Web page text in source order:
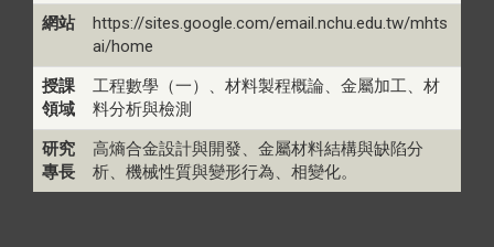
網站
https://sites.google.com/email.nchu.edu.tw/mhts
ai/home
授課
領域
工程數學（一）、材料製程概論、金屬加工、材
料分析與檢測
研究
專長
高熵合金設計與開發、金屬材料結構與缺陷分
析、機械性質與變形行為、相變化。